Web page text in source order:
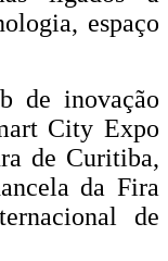
espaço
de inovação
City Expo
de Curitiba,
da Fira
de